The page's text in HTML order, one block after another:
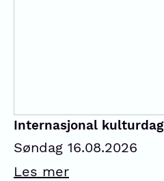
Internasjonal kulturdag
Søndag 16.08.2026
Les mer